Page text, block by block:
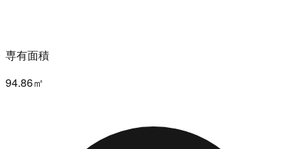
専有面積
94.86㎡